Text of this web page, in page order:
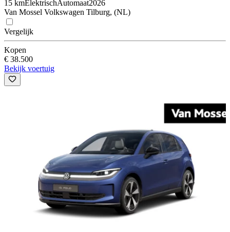
15 kmElektrischAutomaat2026
Van Mossel Volkswagen Tilburg, (NL)
Vergelijk
Kopen
€ 38.500
Bekijk voertuig